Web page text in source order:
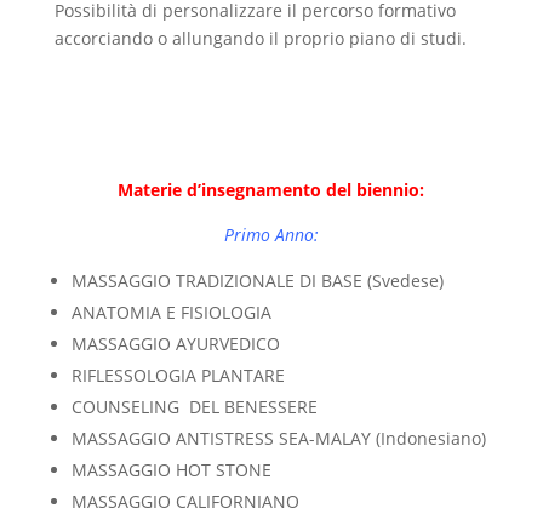
Possibilità di personalizzare il percorso formativo
accorciando o allungando il proprio piano di studi.
Materie d’insegnamentodel biennio:
Primo Anno:
MASSAGGIO TRADIZIONALE DI BASE (Svedese)
ANATOMIA E FISIOLOGIA
MASSAGGIO AYURVEDICO
RIFLESSOLOGIA PLANTARE
COUNSELING DEL BENESSERE
MASSAGGIO ANTISTRESS SEA-MALAY (Indonesiano)
MASSAGGIO HOT STONE
MASSAGGIO CALIFORNIANO